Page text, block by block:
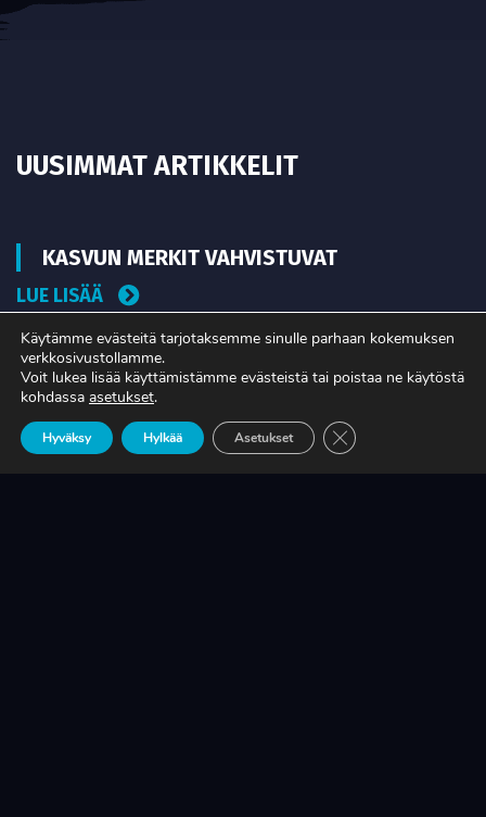
UUSIMMAT ARTIKKELIT
KASVUN MERKIT VAHVISTUVAT
LUE LISÄÄ
TIEDÄTKÖ, MITÄ TUOTANTONNE OIKEASTI
MAKSAA?
LUE LISÄÄ
Käytämme evästeitä tarjotaksemme sinulle parhaan kokemuksen
verkkosivustollamme.
Voit lukea lisää käyttämistämme evästeistä tai poistaa ne käytöstä
kohdassa asetukset.
Hyväksy Hylkää Asetukset Sulje evästebanneri